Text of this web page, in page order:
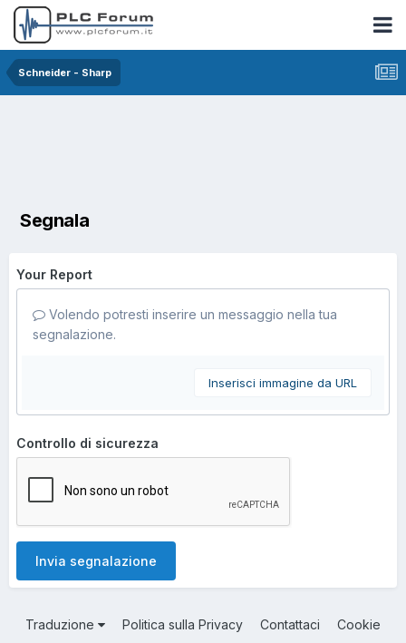
Schneider - Sharp
Segnala
Your Report
Volendo potresti inserire un messaggio nella tua
segnalazione.
Inserisci immagine da URL
Controllo di sicurezza
Invia segnalazione
Traduzione Politica sulla Privacy Contattaci Cookie